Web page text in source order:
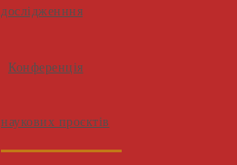
дослідженння
Конференція
наукових проєктів